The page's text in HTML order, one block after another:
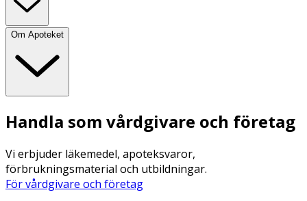
Om Apoteket
Handla som vårdgivare och företag
Vi erbjuder läkemedel, apoteksvaror,
förbrukningsmaterial och utbildningar.
För vårdgivare och företag